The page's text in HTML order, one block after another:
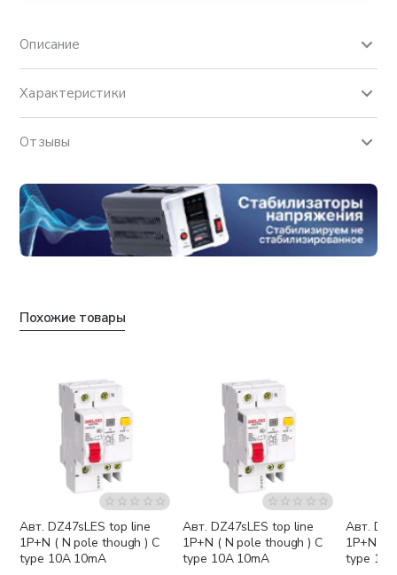
Описание
Характеристики
Отзывы
Похожие товары
Авт. DZ47sLES top line
1P+N ( N pole though ) C
type 10A 10mA
Авт. DZ47sLES top line
1P+N ( N pole though ) C
type 10A 10mA
Авт.
1P+N (
type